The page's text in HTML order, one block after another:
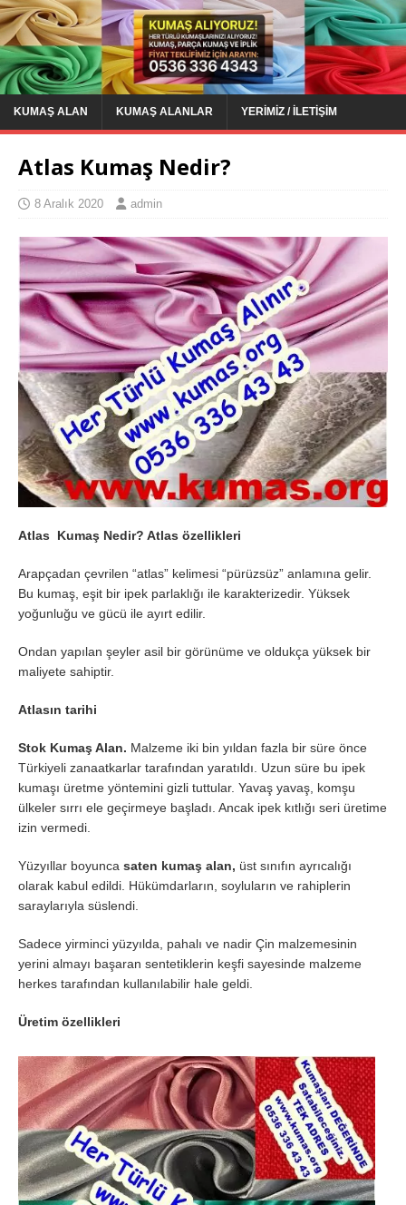
KUMAŞ ALAN KUMAŞ ALANLAR YERIMIZ / İLETIŞIM
Atlas Kumaş Nedir?
8 Aralık 2020 admin
Atlas Kumaş Nedir? Atlas özellikleri
Arapçadan çevrilen “atlas” kelimesi “pürüzsüz” anlamına gelir.
Bu kumaş, eşit bir ipek parlaklığı ile karakterizedir. Yüksek
yoğunluğu ve gücü ile ayırt edilir.
Ondan yapılan şeyler asil bir görünüme ve oldukça yüksek bir
maliyete sahiptir.
Atlasın tarihi
Stok Kumaş Alan. Malzeme iki bin yıldan fazla bir süre önce
Türkiyeli zanaatkarlar tarafından yaratıldı. Uzun süre bu ipek
kumaşı üretme yöntemini gizli tuttular. Yavaş yavaş, komşu
ülkeler sırrı ele geçirmeye başladı. Ancak ipek kıtlığı seri üretime
izin vermedi.
Yüzyıllar boyunca saten kumaş alan, üst sınıfın ayrıcalığı
olarak kabul edildi. Hükümdarların, soyluların ve rahiplerin
saraylarıyla süslendi.
Sadece yirminci yüzyılda, pahalı ve nadir Çin malzemesinin
yerini almayı başaran sentetiklerin keşfi sayesinde malzeme
herkes tarafından kullanılabilir hale geldi.
Üretim özellikleri